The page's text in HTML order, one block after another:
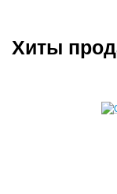
Хиты